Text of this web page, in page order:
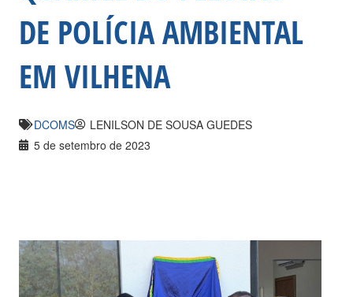
DE POLÍCIA AMBIENTAL
EM VILHENA
DCOMS
LENILSON DE SOUSA GUEDES
5 de setembro de 2023